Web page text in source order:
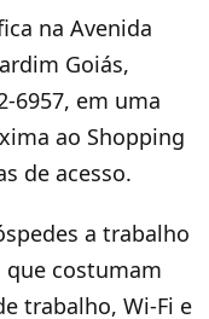
na Avenida
Goiás,
6957, em uma
ao Shopping
de acesso.
a trabalho
que costumam
trabalho, Wi-Fi e